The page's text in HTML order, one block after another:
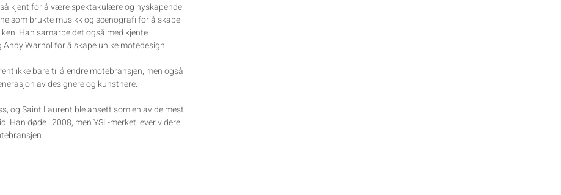
kjent for å være spektakulære og nyskapende.
som brukte musikk og scenografi for å skape
Han samarbeidet også med kjente
Warhol for å skape unike motedesign.
ikke bare til å endre motebransjen, men også
av designere og kunstnere.
og Saint Laurent ble ansett som en av de mest
Han døde i 2008, men YSL-merket lever videre